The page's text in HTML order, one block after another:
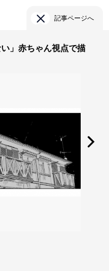
記事ページへ
」赤ちゃん視点で描